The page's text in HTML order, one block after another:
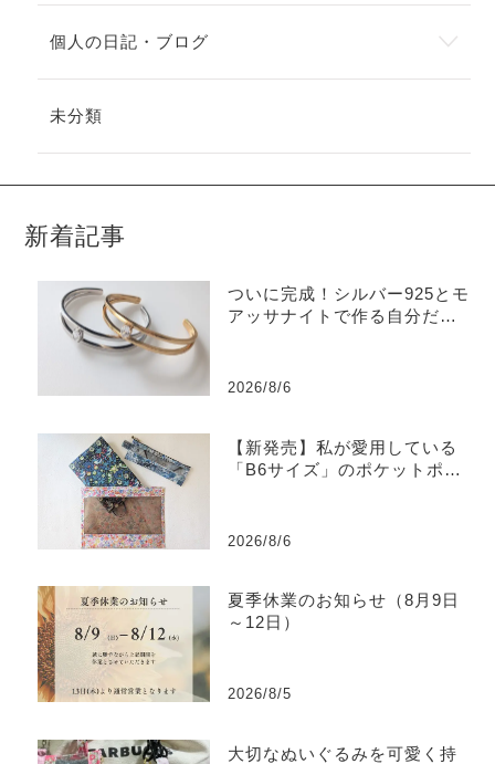
個人の日記・ブログ
未分類
新着記事
ついに完成！シルバー925とモ
アッサナイトで作る自分だけ
2026/8/6
【新発売】私が愛用している
「B6サイズ」のポケットポー
2026/8/6
夏季休業のお知らせ（8月9日
～12日）
2026/8/5
大切なぬいぐるみを可愛く持